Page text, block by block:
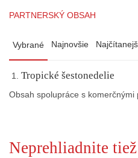
PARTNERSKÝ OBSAH
Vybrané Najnovšie
Tropické šestonedelie
Obsah spolupráce s komerčnými
Neprehliadnite tiež